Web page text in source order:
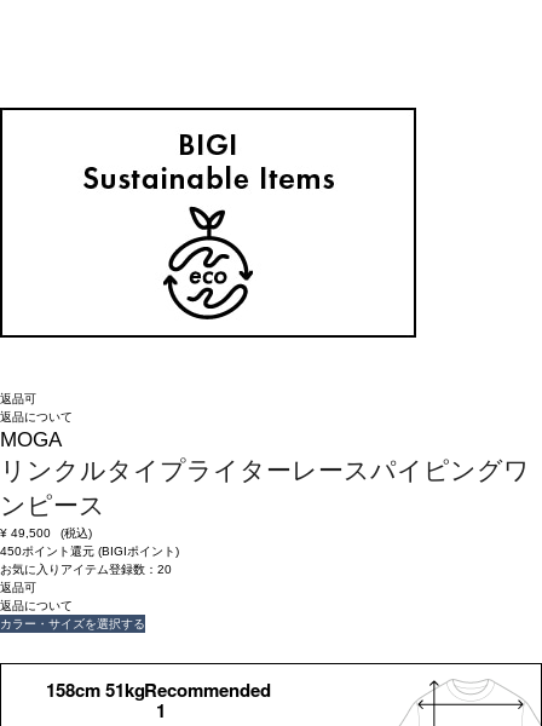
返品可
返品について
MOGA
リンクルタイプライターレースパイピングワ
ンピース
¥ 49,500
(税込)
450ポイント還元 (BIGIポイント)
お気に入りアイテム登録数： 20
返品可
返品について
カラー・サイズを選択する
158cm 51kgRecommended
1